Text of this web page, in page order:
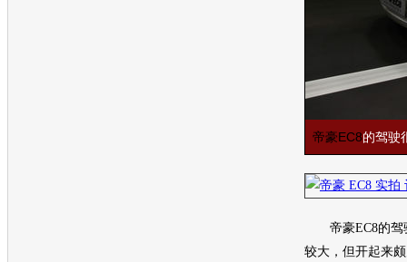
帝豪EC8的驾驶
帝豪EC8的驾
较大，但开起来